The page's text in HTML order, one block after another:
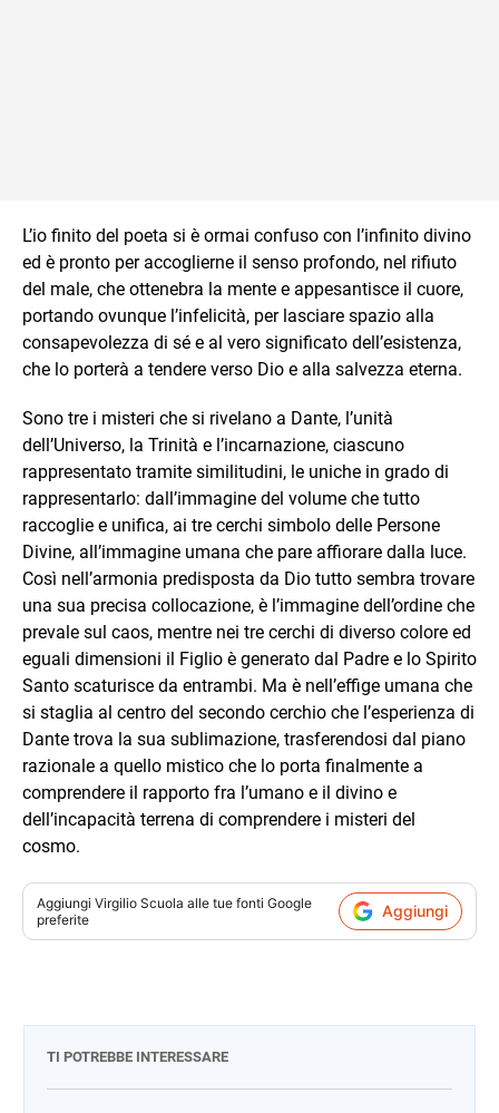
L’io finito del poeta si è ormai confuso con l’infinito divino
ed è pronto per accoglierne il senso profondo, nel rifiuto
del male, che ottenebra la mente e appesantisce il cuore,
portando ovunque l’infelicità, per lasciare spazio alla
consapevolezza di sé e al vero significato dell’esistenza,
che lo porterà a tendere verso Dio e alla salvezza eterna.
Sono tre i misteri che si rivelano a Dante, l’unità
dell’Universo, la Trinità e l’incarnazione, ciascuno
rappresentato tramite similitudini, le uniche in grado di
rappresentarlo: dall’immagine del volume che tutto
raccoglie e unifica, ai tre cerchi simbolo delle Persone
Divine, all’immagine umana che pare affiorare dalla luce.
Così nell’armonia predisposta da Dio tutto sembra trovare
una sua precisa collocazione, è l’immagine dell’ordine che
prevale sul caos, mentre nei tre cerchi di diverso colore ed
eguali dimensioni il Figlio è generato dal Padre e lo Spirito
Santo scaturisce da entrambi. Ma è nell’effige umana che
si staglia al centro del secondo cerchio che l’esperienza di
Dante trova la sua sublimazione, trasferendosi dal piano
razionale a quello mistico che lo porta finalmente a
comprendere il rapporto fra l’umano e il divino e
dell’incapacità terrena di comprendere i misteri del
cosmo.
Aggiungi Virgilio Scuola alle tue fonti Google
preferite
Aggiungi
TI POTREBBE INTERESSARE